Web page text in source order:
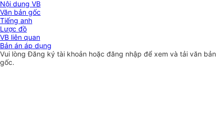
Nội dung VB
Văn bản gốc
Tiếng anh
Lược đồ
VB liên quan
Bản án áp dụng
Vui lòngĐăng ký tài khoản hoặc đăng nhập để xem và tải văn bản
gốc.